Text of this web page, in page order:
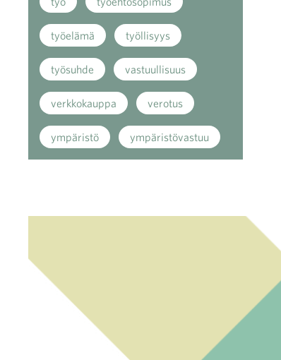
työelämä työllisyys
työsuhde vastuullisuus
verkkokauppa verotus
ympäristö ympäristövastuu